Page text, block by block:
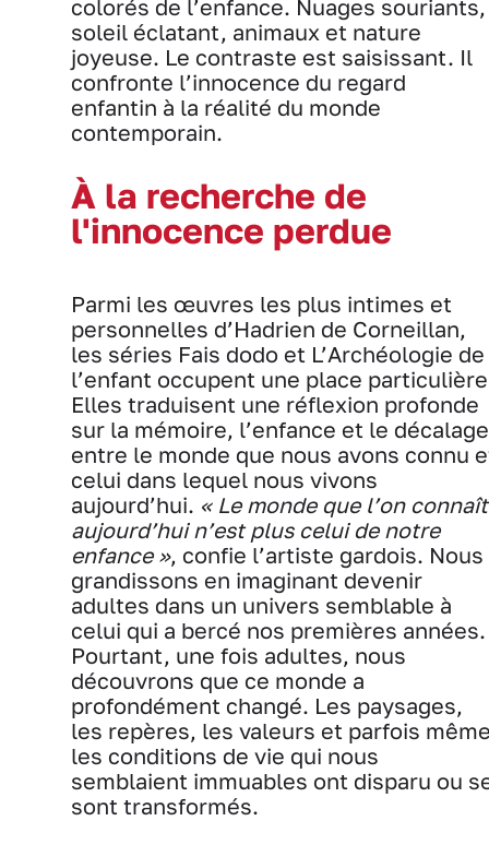
colorés de l’enfance. Nuages souriants,
soleil éclatant, animaux et nature
joyeuse. Le contraste est saisissant. Il
confronte l’innocence du regard
enfantin à la réalité du monde
contemporain.
À la recherche de
l'innocence perdue
Parmi les œuvres les plus intimes et
personnelles d’Hadrien de Corneillan,
les séries Fais dodo et L’Archéologie de
l’enfant occupent une place
Elles traduisent une réflexion profonde
sur la mémoire, l’enfance et le décalage
entre le monde que nous avons connu
celui dans lequel nous vivons
aujourd’hui. « Le monde que l’on connaît
aujourd’hui n’est plus celui de notre
enfance », confie l’artiste gardois. Nous
grandissons en imaginant devenir
adultes dans un univers semblable à
celui qui a bercé nos premières années.
Pourtant, une fois adultes, nous
découvrons que ce monde a
profondément changé. Les paysages,
les repères, les valeurs et parfois
les conditions de vie qui nous
semblaient immuables ont disparu ou
sont transformés.